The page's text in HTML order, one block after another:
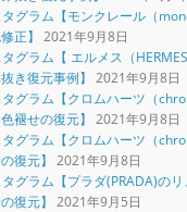
グラム【モンクレール（
正】 2021年9月8日
グラム【 エルメス（
き復元事例】 2021年9月8日
グラム【クロムハーツ（
褪せの復元】 2021年9月8日
グラム【クロムハーツ（
復元】 2021年9月8日
グラム【プラダ(PRADA)の
復元】 2021年9月5日